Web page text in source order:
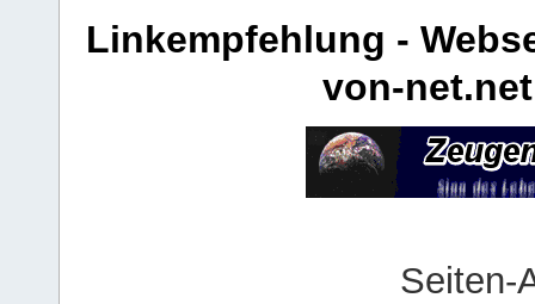
Linkempfehlung -
von-net.net
Seiten-